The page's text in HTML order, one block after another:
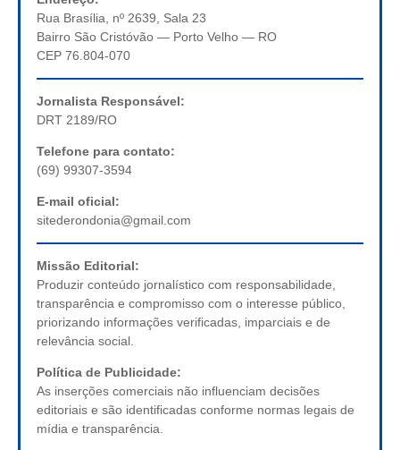
Rua Brasília, nº 2639, Sala 23
Bairro São Cristóvão — Porto Velho — RO
CEP 76.804-070
Jornalista Responsável:
DRT 2189/RO
Telefone para contato:
(69) 99307-3594
E-mail oficial:
sitederondonia@gmail.com
Missão Editorial:
Produzir conteúdo jornalístico com responsabilidade,
transparência e compromisso com o interesse público,
priorizando informações verificadas, imparciais e de
relevância social.
Política de Publicidade:
As inserções comerciais não influenciam decisões
editoriais e são identificadas conforme normas legais de
mídia e transparência.